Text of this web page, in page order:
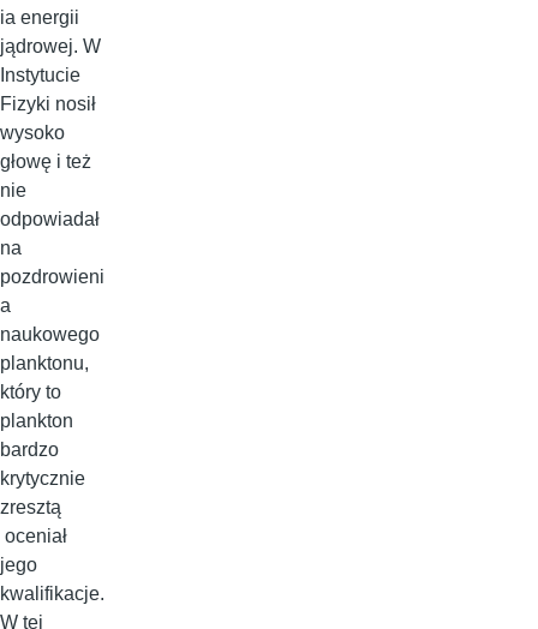
ia energii
jądrowej. W
Instytucie
Fizyki nosił
wysoko
głowę i też
nie
odpowiadał
na
pozdrowieni
a
naukowego
planktonu,
który to
plankton
bardzo
krytycznie
zresztą
oceniał
jego
kwalifikacje.
W tej